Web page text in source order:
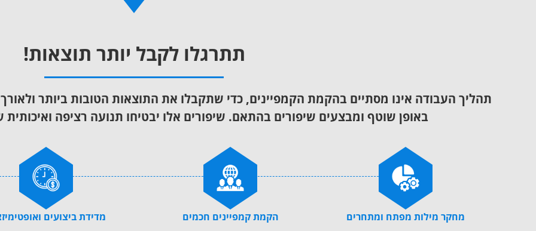
תתרגלו לקבל יותר תוצאות!
תהליך העבודה אינו מסתיים בהקמת הקמפיינים, כדי שתקבלו את התוצאות הטובות ביותר
באופן שוטף ומבצעים שיפורים בהתאם. שיפורים אלו יבטיחו תנועה רציפה
מחקר מילות מפתח ומתחרים הקמת קמפיינים חכמים מדידת ביצועים